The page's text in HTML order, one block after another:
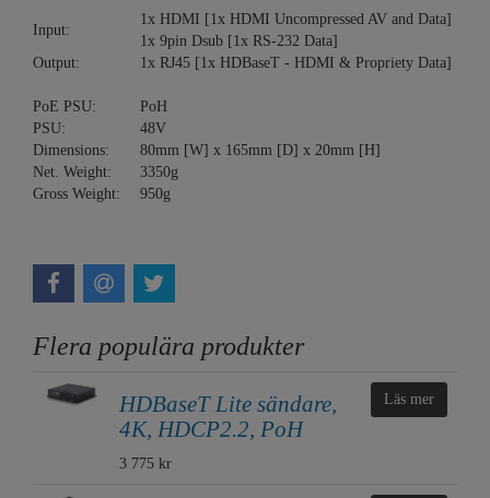
Input:
1x HDMI [1x HDMI Uncompressed AV and Data]
1x 9pin Dsub [1x RS-232 Data]
Output:
1x RJ45 [1x HDBaseT - HDMI & Propriety Data]
PoE PSU:
PoH
PSU:
48V
Dimensions:
80mm [W] x 165mm [D] x 20mm [H]
Net. Weight:
3350g
Gross Weight:
950g
Flera populära produkter
HDBaseT Lite sändare,
4K, HDCP2.2, PoH
3 775 kr
Läs mer